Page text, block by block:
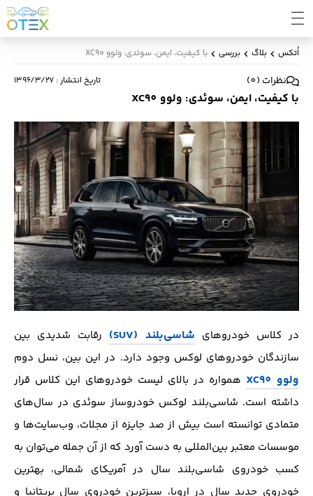
اُتکس بلاگ بررسی با کیفیت، ایمن، سوئدی: ولوو XC90
نظرات (
0
) تاریخ انتشار: ۱۳۹۶/۳/۲۷
با کیفیت، ایمن، سوئدی: ولوو XC90
در کلاس خودروهای شاسی‌بلند (SUV)
رقابت شدیدی بین
سازندگان خودروهای لوکس وجود دارد. در این بین، نسل دوم
ولوو XC90
همواره در بالای لیست خودروهای این کلاس قرار
داشته است. شاسی‌‌بلند لوکس خودروساز سوئدی در سال‌های
متمادی توانسته است بیش از صد جایزه از مجلات، وب‌سایت‌ها و
موسسات معتبر بین‌المللی به دست آورد که از آن جمله می‌توان به
کسب خودروی شاسی‌بلند سال در آمریکای شمالی، بهترین
خودروی جدید سال در اروپا، سبزترین خودروی سال بریتانیا و